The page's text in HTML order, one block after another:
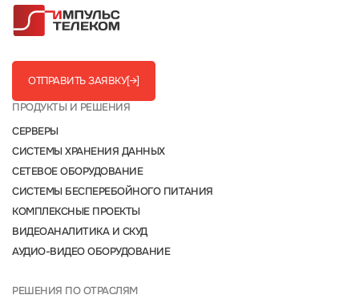
ОТПРАВИТЬ ЗАЯВКУ[→]
ПРОДУКТЫ И РЕШЕНИЯ
СЕРВЕРЫ
СИСТЕМЫ ХРАНЕНИЯ ДАННЫХ
СЕТЕВОЕ ОБОРУДОВАНИЕ
СИСТЕМЫ БЕСПЕРЕБОЙНОГО ПИТАНИЯ
КОМПЛЕКСНЫЕ ПРОЕКТЫ
ВИДЕОАНАЛИТИКА И СКУД
АУДИО-ВИДЕО ОБОРУДОВАНИЕ
РЕШЕНИЯ ПО ОТРАСЛЯМ